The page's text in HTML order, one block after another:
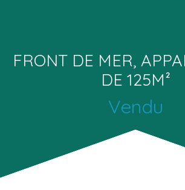
FRONT DE MER,
DE 125M²
Vendu